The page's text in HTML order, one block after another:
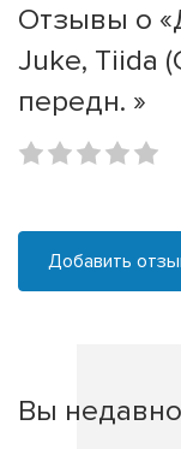
Отзывы о
Juke, Tiida
передн. »
Добавить
Вы